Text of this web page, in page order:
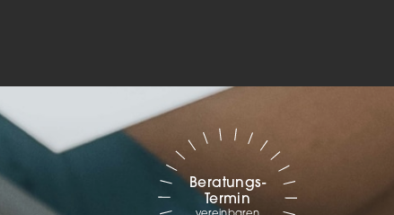
Beratungs-
Termin